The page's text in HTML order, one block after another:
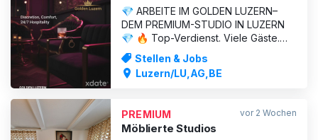
💎 ARBEITE IM GOLDEN LUZERN–
DEM PREMIUM-STUDIO IN LUZERN
💎 🔥 Top-Verdienst. Viele Gäste.
Exklusives Ambiente. 🔥 Du bist
mindestens 18 Jahre alt, gepflegt,
sympathisch und möchtest in einem
Dann bist du bei uns genau richtig.
Das Golden Luzern
Stellen & Jobs
Luzern/LU,AG,BE
PREMIUM vor 2 Wochen
Möblierte Studios